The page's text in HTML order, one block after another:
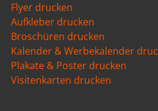
Flyer drucken
Aufkleber drucken
Broschüren drucken
Kalender & Werbekalender
Plakate & Poster drucken
Visitenkarten drucken